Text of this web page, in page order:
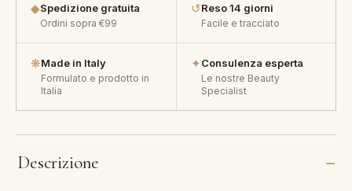
◆Spedizione gratuita
Ordini sopra €99
↺Reso 14 giorni
Facile e tracciato
❋Made in Italy
Formulato e prodotto in
Italia
✦Consulenza esperta
Le nostre Beauty
Specialist
Descrizione